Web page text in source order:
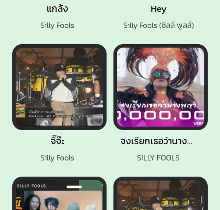
แกล้ง
Silly Fools
Hey
Silly Fools (ซิลลี่ ฟูลส์)
จิ๊จ๊ะ
Silly Fools
จงเรียกเธอว่านางพญา
SILLY FOOLS